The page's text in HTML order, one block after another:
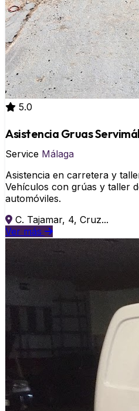
5.0
Asistencia Gruas
Service Málaga
Asistencia en carretera y
Vehículos con grúas y taller
automóviles.
C. Tajamar, 4, Cruz...
Ver más